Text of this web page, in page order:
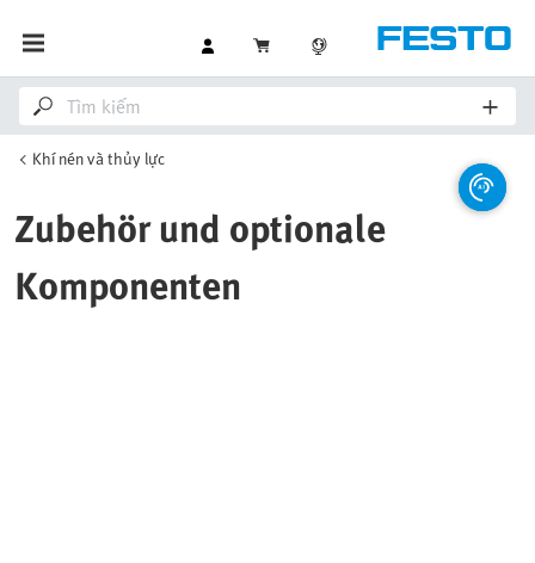
Khí nén và thủy lực
Zubehör und optionale
Komponenten